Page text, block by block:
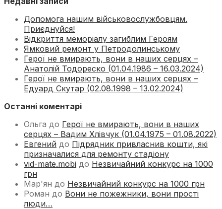
Допомога нашим військовослужбовцям.
Приєднуйся!
Відкриття меморіалу загиблим Героям
Ямковий ремонт у Петродолинському
Герої не вмирають, вони в наших серцях –
Анатолій Тодореско (01.04.1986 – 16.03.2024)
Герої не вмирають, вони в наших серцях –
Едуард Скутар (02.08.1998 – 13.02.2024)
Останні коментарі
Ольга до Герої не вмирають, вони в наших
серцях – Вадим Хлівчук (01.04.1975 – 01.08.2022)
Евгений до Підрядник привласнив кошти, які
призначалися для ремонту стадіону
vid-mate.mobi до Незвичайний конкурс на 1000
грн
Мар'ян до Незвичайний конкурс на 1000 грн
Роман до Вони не пожежники, вони прості
люди…